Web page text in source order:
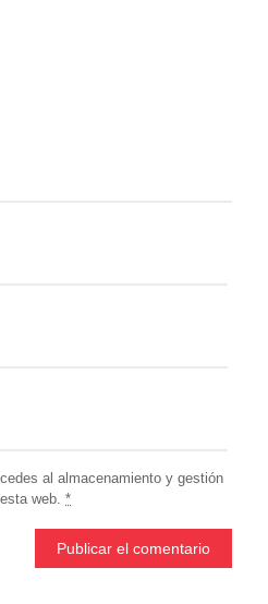
al almacenamiento y gestión
web. *